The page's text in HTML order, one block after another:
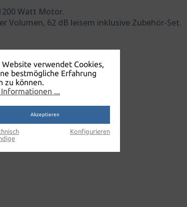
Watt Motor.
Volumen, 62 dB leisem inklusive Zubehör-Set.
Website verwendet Cookies,
bestmögliche Erfahrung
zu können.
...
Akzeptieren
Konfigurieren